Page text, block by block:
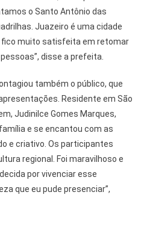
o Santo Antônio das
Juazeiro é uma cidade
muito satisfeita em retomar
disse a prefeita.
também o público, que
Residente em São
Judinilce Gomes Marques,
e se encantou com as
e criativo. Os participantes
regional. Foi maravilhoso e
por vivenciar esse
que eu pude presenciar”,